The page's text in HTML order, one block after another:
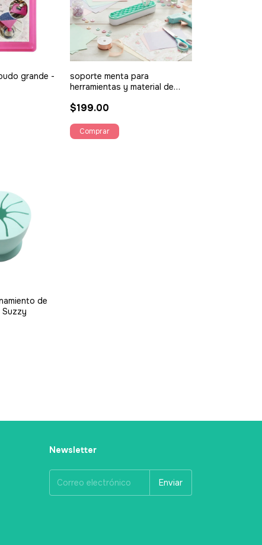
grande -
soporte menta para
herramientas y material de
$199.00
de
Newsletter